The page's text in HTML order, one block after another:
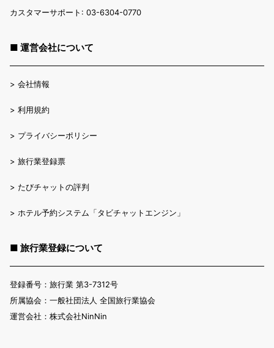
カスタマーサポート: 03-6304-0770
■ 運営会社について
> 会社情報
> 利用規約
> プライバシーポリシー
> 旅行業登録票
> たびチャットの評判
> ホテル予約システム「タビチャットエンジン」
■ 旅行業登録について
登録番号：旅行業 第3-7312号
所属協会：一般社団法人 全国旅行業協会
運営会社：株式会社NinNin